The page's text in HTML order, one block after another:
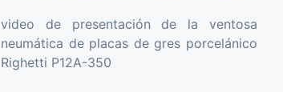
video de presentación de la ventosa
neumática de placas de gres porcelánico
Righetti P12A-350